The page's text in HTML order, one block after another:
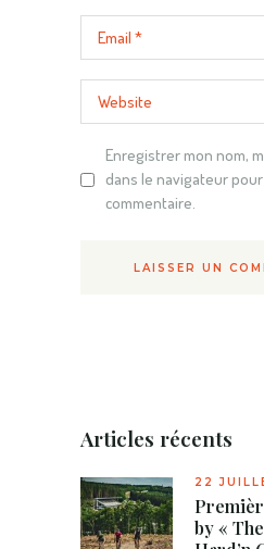
Enregistrer mon nom,
dans le navigateur
commentaire.
LAISSER UN
Articles récents
22
by «